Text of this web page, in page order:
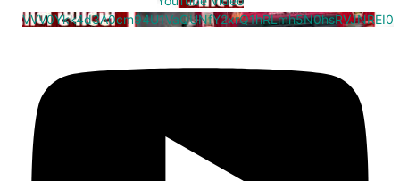
VVV0Ykk4d3A0cm94U1VaQUNfY2xrQ1hRLmh5N0hsRVJNREI0